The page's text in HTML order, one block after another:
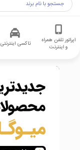
اپراتور تلفن همراه
و اینترنت
تاکسی اینترنتی